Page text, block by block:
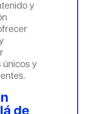
y
únicos y
de